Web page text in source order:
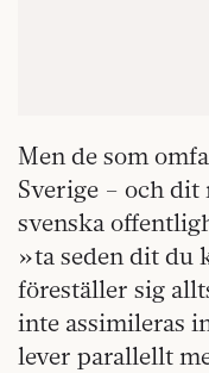
Men de som
Sverige – och dit
svenska
»ta seden dit du
föreställer sig
inte assimileras
lever parallellt